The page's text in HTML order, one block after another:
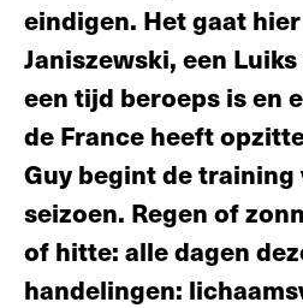
eindigen. Het gaat
Janiszewski, een
een tijd beroeps is en
de France heeft
Guy begint de
seizoen. Regen of
of hitte: alle dagen
handelingen: